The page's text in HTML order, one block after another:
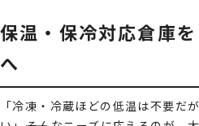
保温・保冷対応倉庫
へ
「冷凍・冷蔵ほどの低温は不要だ